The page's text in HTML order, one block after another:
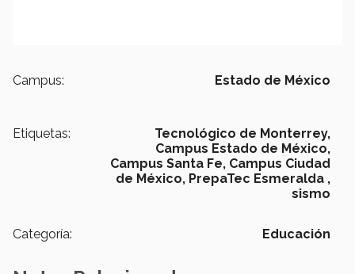
Campus: Estado de México
Etiquetas:
Tecnológico de Monterrey,
Campus Estado de México,
Campus Santa Fe, Campus Ciudad
de México, PrepaTec Esmeralda ,
sismo
Categoría: Educación